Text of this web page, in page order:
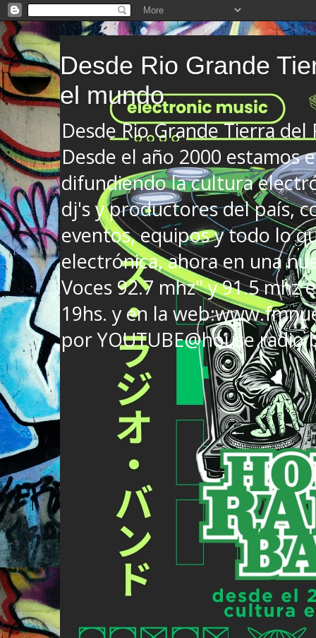
Desde Rio Grande
el mundo
Desde Rio Grande Tierra
Desde el año 2000 estamos
difundiendo la cultura
dj's y productores del país,
eventos, equipos y todo lo
electrónica, ahora en una
Voces 92.7 mhz" y 91.5 mhz
19hs. y en la
por YOUTUBE@house radio